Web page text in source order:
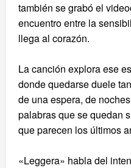
también se grabó el
encuentro entre la
llega al corazón.
La canción explora ese
donde quedarse duele
de una espera, de
palabras que se quedan
que parecen los últimos
«Leggera» habla del